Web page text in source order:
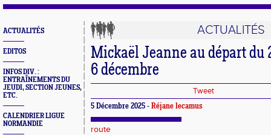
ACTUALITÉS
EDITOS
INFOS DIV. :
ENTRAÎNEMENTS DU
JEUDI, SECTION JEUNES,
ETC.
CALENDRIER LIGUE
NORMANDIE
ACTUALITÉS
Mickaël Jeanne au départ du
6 décembre
Tweet
5 Décembre 2025 - Réjane lecamus
route